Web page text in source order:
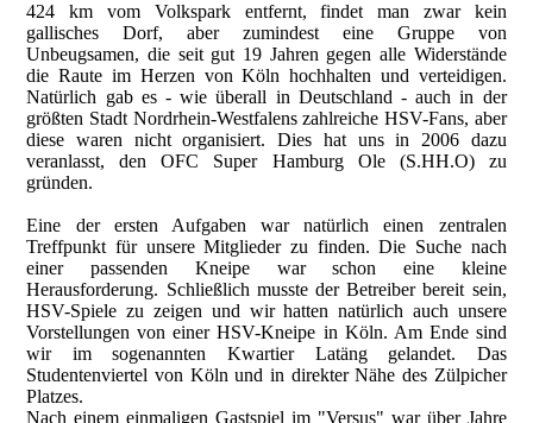
424 km vom Volkspark entfernt, findet man zwar kein
gallisches Dorf, aber zumindest eine Gruppe von
Unbeugsamen, die seit gut 19 Jahren gegen alle Widerstände
die Raute im Herzen von Köln hochhalten und verteidigen.
Natürlich gab es - wie überall in Deutschland - auch in der
größten Stadt Nordrhein-Westfalens zahlreiche HSV-Fans, aber
diese waren nicht organisiert. Dies hat uns in 2006 dazu
veranlasst, den OFC Super Hamburg Ole (S.HH.O) zu
gründen.
Eine der ersten Aufgaben war natürlich einen zentralen
Treffpunkt für unsere Mitglieder zu finden. Die Suche nach
einer passenden Kneipe war schon eine kleine
Herausforderung. Schließlich musste der Betreiber bereit sein,
HSV-Spiele zu zeigen und wir hatten natürlich auch unsere
Vorstellungen von einer HSV-Kneipe in Köln. Am Ende sind
wir im sogenannten Kwartier Latäng gelandet. Das
Studentenviertel von Köln und in direkter Nähe des Zülpicher
Platzes.
Nach einem einmaligen Gastspiel im "Versus" war über Jahre